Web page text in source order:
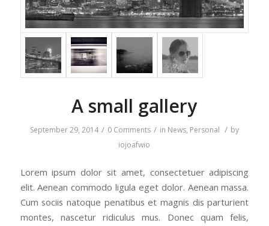
A small gallery
September 29, 2014 / 0 Comments / in News, Personal / by
iojoafwio
Lorem ipsum dolor sit amet, consectetuer adipiscing
elit. Aenean commodo ligula eget dolor. Aenean massa.
Cum sociis natoque penatibus et magnis dis parturient
montes, nascetur ridiculus mus. Donec quam felis,